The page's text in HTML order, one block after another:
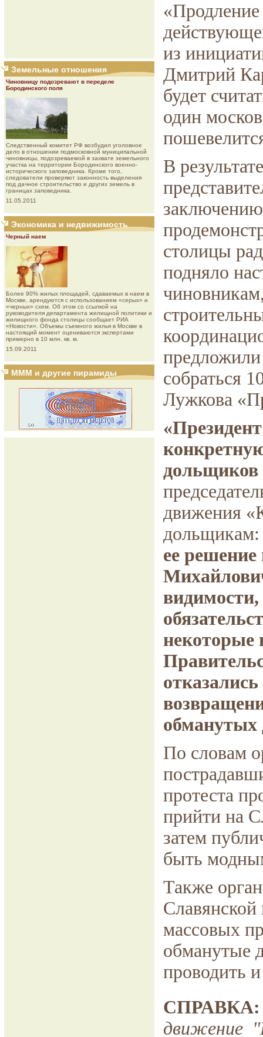
Земельные отношения
Чиновницу подозревают в переделе
Бородинского поля
Следственный комитет РФ возбудил уголовное
дело в отношении подмосковной муниципальной
чиновницы, подозреваемой в захвате земельного
участка на территории Бородинского военно-
исторического заповедника. Кроме того,
следователи проверяют законность выделения
под дачное строительство и других земель в
границах заповедника.
11.05.2011
Экономика и недвижимость
Черный наем
Более 90% жилых площадей, сдаваемых в наем в
Москве, арендуются с использованием «серых» и
«черных» схем. Об этом со ссылкой на
руководителя департамента жилищной политики и
жилищного фонда столицы сообщает РИА
«Новости». Объемы съемного жилья в Москве в
настоящий момент оцениваются экспертами
примерно в 10 млн. кв. м.
15.09.2011
МММ и другие пирамиды
из
Дмитрий
будет
один
В
столицы
подняло
собраться
Лужкова
движения
ее
видимости,
некоторые
По словам
протеста
прийти на
затем
быть
Также
массовых
обманутые
проводить
СПРАВКА:
движение